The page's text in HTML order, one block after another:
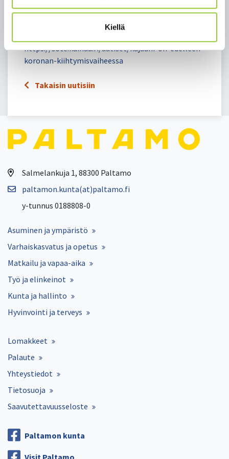
Kiellä
käyt­töä suo­si­tel­laan edel­leen.
https://sote.kainuu.fi/uutiset/kajaani-on-edelleen-
koronan-kiihtymisvaiheessa
Takaisin uutisiin
Salmelankuja 1, 88300 Paltamo
paltamon.kunta(at)paltamo.fi
y-tunnus 0188808-0
Asuminen ja ympäristö
Varhaiskasvatus ja opetus
Matkailu ja vapaa-aika
Työ ja elinkeinot
Kunta ja hallinto
Hyvinvointi ja terveys
Lomakkeet
Palaute
Yhteystiedot
Tietosuoja
Saavutettavuusseloste
Paltamon kunta
Visit Paltamo